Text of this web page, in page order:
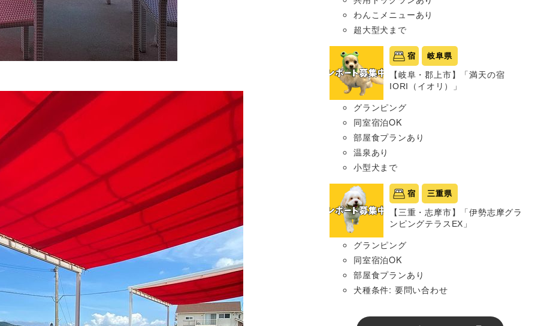
わんこメニューあり
超大型犬まで
宿 岐阜県
【岐阜・郡上市】「満天の宿
IORI（イオリ）」
グランピング
同室宿泊OK
部屋食プランあり
温泉あり
小型犬まで
宿 三重県
【三重・志摩市】「伊勢志摩グラ
ンピングテラスEX」
グランピング
同室宿泊OK
部屋食プランあり
犬種条件: 要問い合わせ